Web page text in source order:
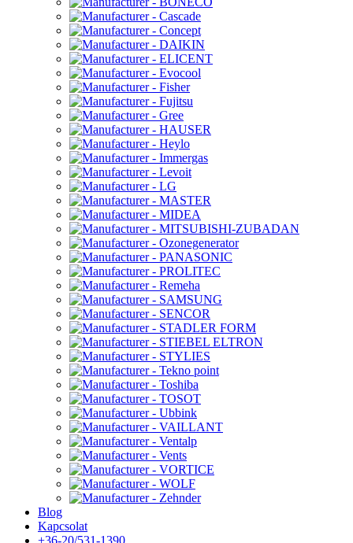
Blog
Kapcsolat
+36-20/531-1390